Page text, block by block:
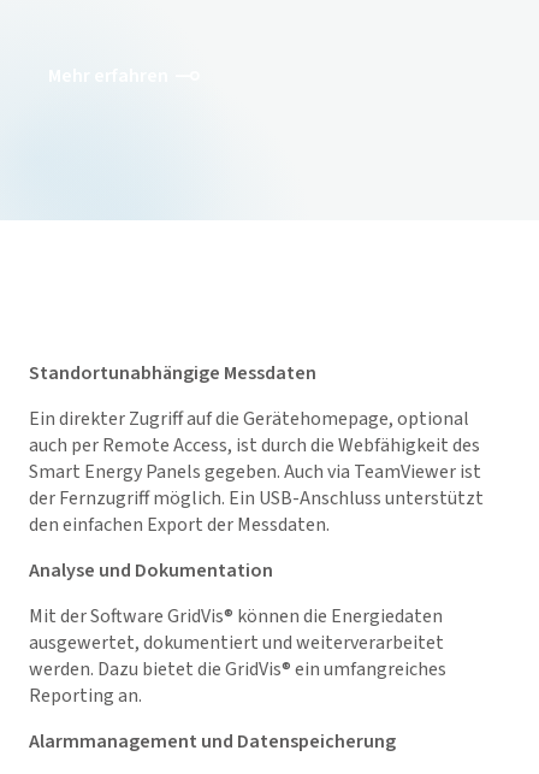
Standortunabhängige Messdaten
Ein direkter Zugriff auf die Gerätehomepage, optional
auch per Remote Access, ist durch die Webfähigkeit des
Smart Energy Panels gegeben. Auch via TeamViewer ist
der Fernzugriff möglich. Ein USB-Anschluss unterstützt
den einfachen Export der Messdaten.
Analyse und Dokumentation
Mit der SoftwareGridVis® können die Energiedaten
ausgewertet, dokumentiert und weiterverarbeitet
werden. Dazu bietet dieGridVis® ein umfangreiches
Reporting an.
Alarmmanagement und Datenspeicherung